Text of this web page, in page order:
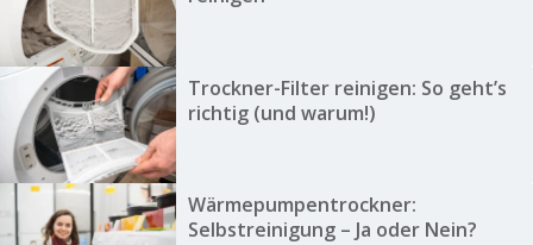
Trockner-Filter reinigen: So geht’s
richtig (und warum!)
Wärmepumpentrockner:
Selbstreinigung – Ja oder Nein?